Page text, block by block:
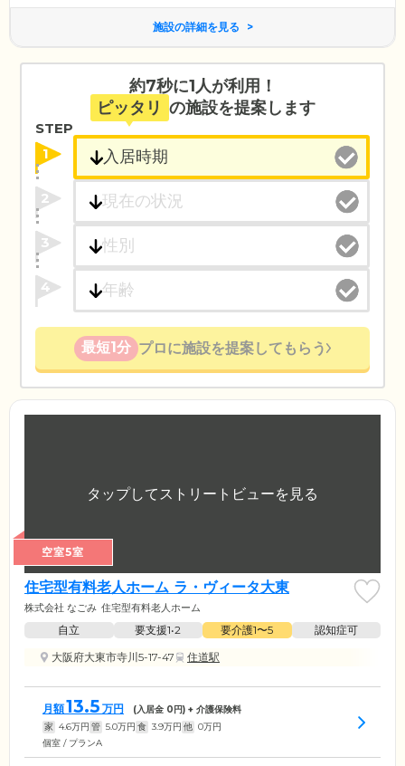
施設の詳細を見る
約7秒に1人が利用！
ピッタリ の施設を提案します
STEP
1
2
3
4
最短1分 プロに施設を提案してもらう
空室5室
住宅型有料老人ホーム ラ・ヴィータ大東
株式会社 なごみ 住宅型有料老人ホーム
自立 要支援1•2 要介護1〜5
認知症可
大阪府大東市寺川5-17-47
住道駅
月額13.5 万円 (入居金 0円) + 介護保険料
家 4.6万円 管 5.0万円 食 3.9万円 他 0万円
個室 / プランA